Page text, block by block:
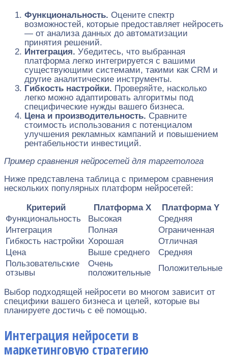
Функциональность. Оцените спектр
возможностей, которые предоставляет нейросеть
— от анализа данных до автоматизации
принятия решений.
Интеграция. Убедитесь, что выбранная
платформа легко интегрируется с вашими
существующими системами, такими как CRM и
другие аналитические инструменты.
Гибкость настройки. Проверяйте, насколько
легко можно адаптировать алгоритмы под
специфические нужды вашего бизнеса.
Цена и производительность. Сравните
стоимость использования с потенциалом
улучшения рекламных кампаний и повышением
рентабельности инвестиций.
Пример сравнения нейросетей для таргетолога
Ниже представлена таблица с примером сравнения
нескольких популярных платформ нейросетей:
Критерий
Платформа X
Платформа Y
Функциональность
Высокая
Средняя
Интеграция
Полная
Ограниченная
Гибкость настройки Хорошая
Отличная
Цена
Выше среднего
Средняя
Пользовательские
отзывы
Очень
положительные
Положительные
Выбор подходящей нейросети во многом зависит от
специфики вашего бизнеса и целей, которые вы
планируете достичь с её помощью.
Интеграция нейросети в
маркетинговую стратегию